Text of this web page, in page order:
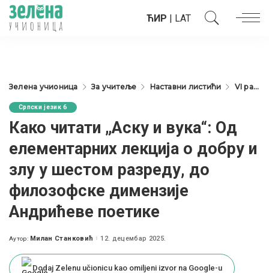
ЋИР | LAT
Зелена учионица За учитеље Наставни листићи VI разред
Српски језик 6
Како читати „Аску и вука“: Од
елементарних лекција о добру и
злу у шестом разреду, до
филозофске димензије
Андрићеве поетике
Posted
Аутор: Милан Станковић 12. децембар 2025.
Dodaj Zelenu učionicu kao omiljeni izvor na Google-u